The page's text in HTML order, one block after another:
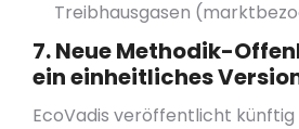
Treibhausgasen
7. Neue Methodik-
ein einheitliches
EcoVadis veröffentlicht